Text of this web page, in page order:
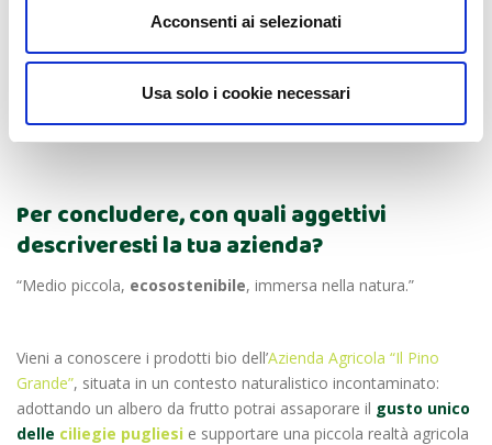
Acconsenti ai selezionati
Usa solo i cookie necessari
rosmarino
Terminare la cottura con le ciliegie denocciolate.
Per concludere, con quali aggettivi
descriveresti la tua azienda?
“Medio piccola, ecosostenibile, immersa nella natura.”
Vieni a conoscere i prodotti bio dell’Azienda Agricola “Il Pino
Grande”, situata in un contesto naturalistico incontaminato:
adottando un albero da frutto potrai assaporare il gusto unico
delle ciliegie pugliesi e supportare una piccola realtà agricola